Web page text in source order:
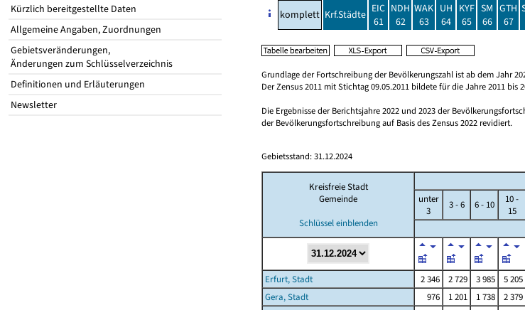
Kürzlich bereitgestellte Daten
Allgemeine Angaben, Zuordnungen
Gebietsveränderungen,
Änderungen zum Schlüsselverzeichnis
Definitionen und Erläuterungen
Newsletter
komplett Krf.Städte EIC
61
NDH
62
WAK
63
UH
64
KYF
65
SM
66
GTH
67
Grundlage der Fortschreibung der Bevölkerungszahl ist ab dem Jahr
Der Zensus 2011 mit Stichtag 09.05.2011 bildete für die Jahre 2011 bis
Die Ergebnisse der Berichtsjahre 2022 und 2023 der
der Bevölkerungsfortschreibung auf Basis des Zensus 2022 revidiert.
Gebietsstand: 31.12.2024
Kreisfreie Stadt
Gemeinde
Schlüssel einblenden
unter
3
3 - 6 6 - 10
10 -
15
Erfurt, Stadt 2 346 2 729 3 985 5 205
Gera, Stadt
976 1 201 1 738 2 379